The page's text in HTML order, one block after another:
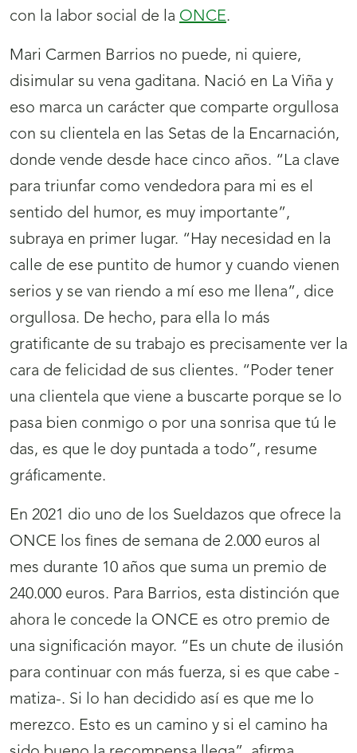
con la labor social de la ONCE.
Mari Carmen Barrios no puede, ni quiere,
disimular su vena gaditana. Nació en La Viña y
eso marca un carácter que comparte orgullosa
con su clientela en las Setas de la Encarnación,
donde vende desde hace cinco años. “La clave
para triunfar como vendedora para mi es el
sentido del humor, es muy importante”,
subraya en primer lugar. “Hay necesidad en la
calle de ese puntito de humor y cuando vienen
serios y se van riendo a mí eso me llena”, dice
orgullosa. De hecho, para ella lo más
gratificante de su trabajo es precisamente ver la
cara de felicidad de sus clientes. “Poder tener
una clientela que viene a buscarte porque se lo
pasa bien conmigo o por una sonrisa que tú le
das, es que le doy puntada a todo”, resume
gráficamente.
En 2021 dio uno de los Sueldazos que ofrece la
ONCE los fines de semana de 2.000 euros al
mes durante 10 años que suma un premio de
240.000 euros. Para Barrios, esta distinción que
ahora le concede la ONCE es otro premio de
una significación mayor. “Es un chute de ilusión
para continuar con más fuerza, si es que cabe -
matiza-. Si lo han decidido así es que me lo
merezco. Esto es un camino y si el camino ha